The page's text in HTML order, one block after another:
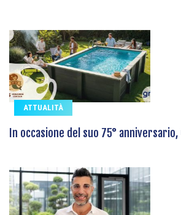
ATTUALITÀ
In occasione del suo 75°